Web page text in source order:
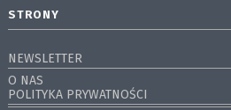
STRONY
NEWSLETTER
O NAS
POLITYKA PRYWATNOŚCI